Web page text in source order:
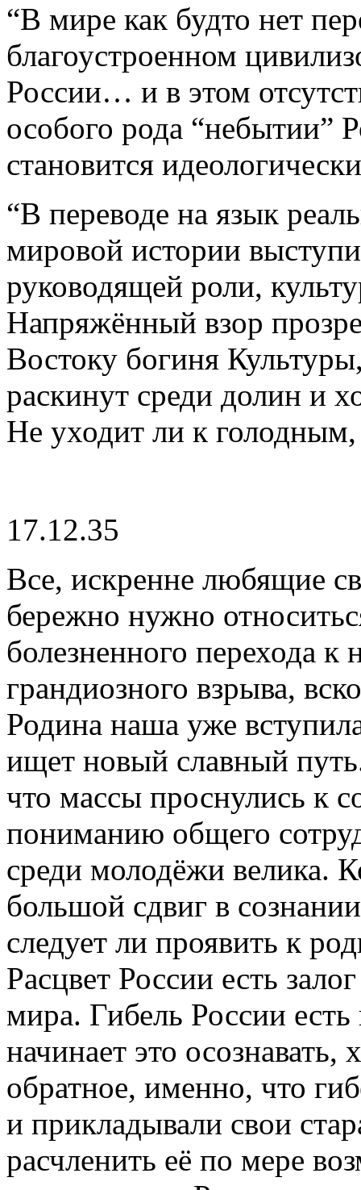
“В мире как будто нет
благоустроенном
России… и в этом
особого рода “небытии”
становится
“В переводе на язык
мировой истории
руководящей роли,
Напряжённый взор
Востоку богиня
раскинут среди долин и
Не уходит ли к
17.12.35
Все, искренне любящие
бережно нужно
болезненного перехода
грандиозного взрыва,
Родина наша уже
ищет новый славный
что массы проснулись к
пониманию общего
среди молодёжи велика.
большой сдвиг в
следует ли проявить к
Расцвет России есть
мира. Гибель России
начинает это
обратное, именно, что
и прикладывали свои
расчленить её по мере